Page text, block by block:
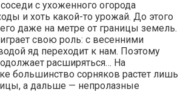
с ухоженного огорода
и хоть какой-то урожай. До этого
даже на метре от границы земель.
свою роль: с весенними
яд переходит к нам. Поэтому
расширяться… На
большинство сорняков растет лишь
а дальше — непролазные